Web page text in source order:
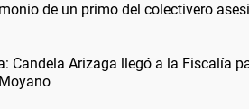
de un primo del colectivero
Candela Arizaga llegó a la Fiscalía